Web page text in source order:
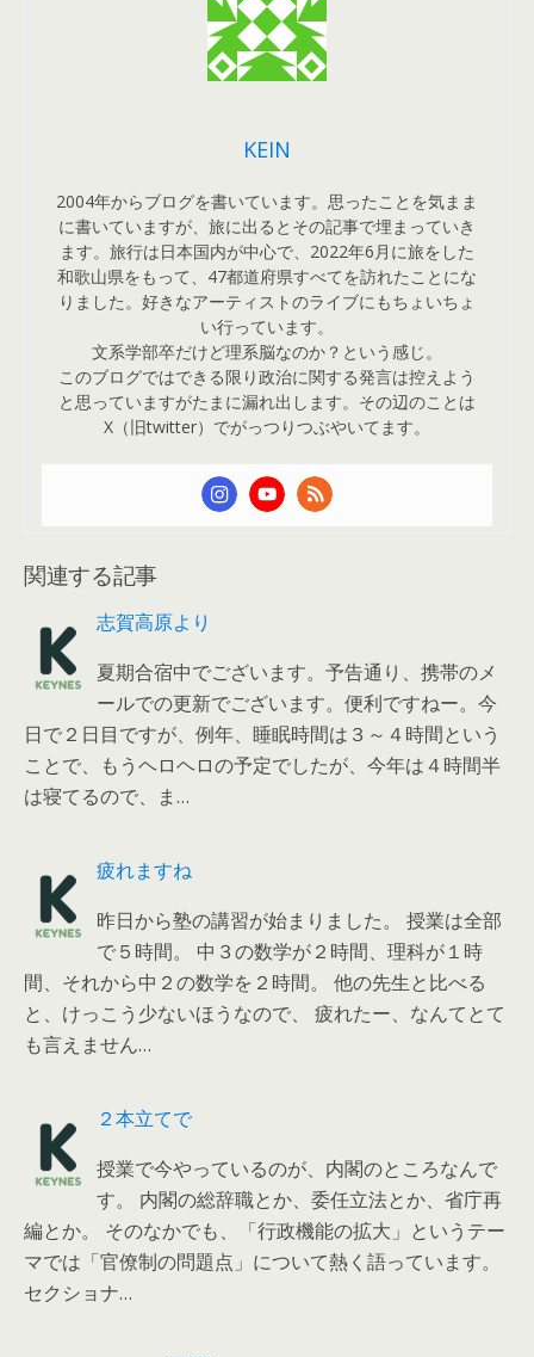
KEIN
2004年からブログを書いています。思ったことを気まま
に書いていますが、旅に出るとその記事で埋まっていき
ます。旅行は日本国内が中心で、2022年6月に旅をした
和歌山県をもって、47都道府県すべてを訪れたことにな
りました。好きなアーティストのライブにもちょいちょ
い行っています。
文系学部卒だけど理系脳なのか？という感じ。
このブログではできる限り政治に関する発言は控えよう
と思っていますがたまに漏れ出します。その辺のことは
X（旧twitter）でがっつりつぶやいてます。
関連する記事
志賀高原より
夏期合宿中でございます。予告通り、携帯のメ
ールでの更新でございます。便利ですねー。今
日で２日目ですが、例年、睡眠時間は３～４時間という
ことで、もうヘロヘロの予定でしたが、今年は４時間半
は寝てるので、ま…
疲れますね
昨日から塾の講習が始まりました。 授業は全部
で５時間。 中３の数学が２時間、理科が１時
間、それから中２の数学を２時間。 他の先生と比べる
と、けっこう少ないほうなので、 疲れたー、なんてとて
も言えません…
２本立てで
授業で今やっているのが、内閣のところなんで
す。 内閣の総辞職とか、委任立法とか、省庁再
編とか。 そのなかでも、「行政機能の拡大」というテー
マでは「官僚制の問題点」について熱く語っています。
セクショナ…